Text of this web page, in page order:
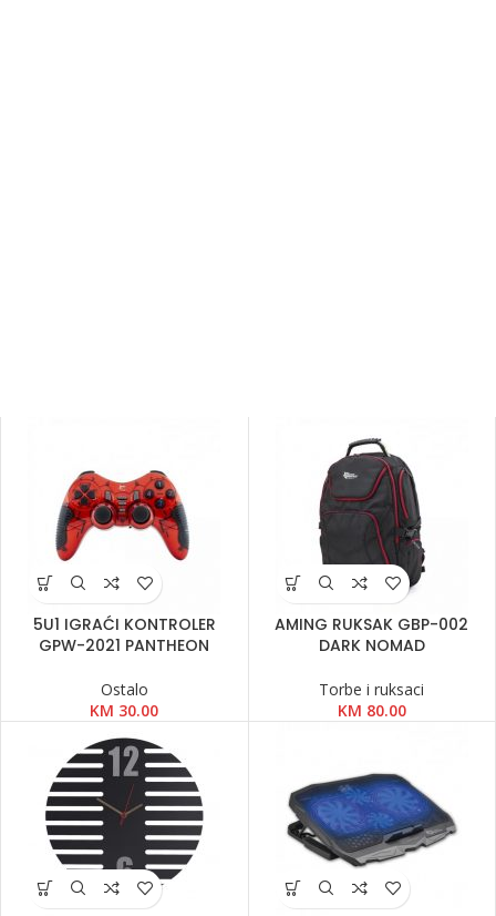
5U1 IGRAĆI KONTROLER
GPW-2021 PANTHEON
Ostalo
KM 30.00
AMING RUKSAK GBP-002
DARK NOMAD
Torbe i ruksaci
KM 80.00